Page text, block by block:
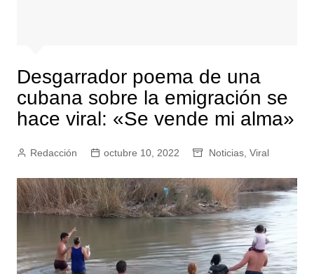
Desgarrador poema de una
cubana sobre la emigración se
hace viral: «Se vende mi alma»
Redacción octubre 10, 2022 Noticias, Viral